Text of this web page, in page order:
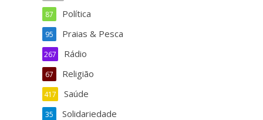
Política
87
Praias & Pesca
95
Rádio
267
Religião
67
Saúde
417
Solidariedade
35